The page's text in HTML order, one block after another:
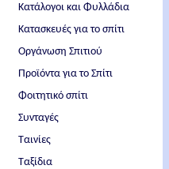
Κατάλογοι και Φυλλάδια
Κατασκευές για το σπίτι
Οργάνωση Σπιτιού
Προϊόντα για το Σπίτι
Φοιτητικό σπίτι
Συνταγές
Ταινίες
Ταξίδια